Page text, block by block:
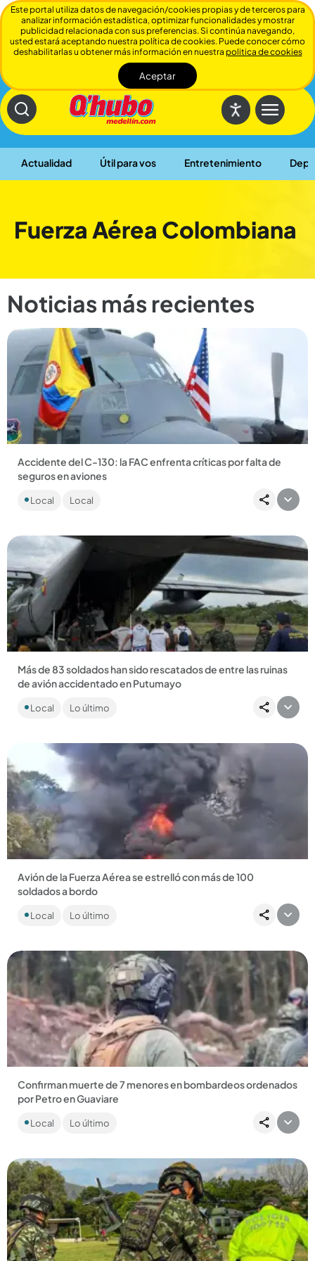
Actualidad Útil para vos Entretenimiento
Cerrar
Fuerza Aérea Colombiana
Noticias más recientes
Accidente del C-130: la FAC enfrenta críticas por falta de
seguros en aviones
destapa la falta de seguros en la FAC: solo el 33 % de sus
Local Local
Compartir Noticia
Más de 83 soldados han sido rescatados de entre las ruinas
de avión accidentado en Putumayo
El ministro de Defensa, Pedro Sánchez, confirmó que había
sido un accidente y que, por el momento, no había indicios
Local Lo último
Compartir Noticia
Avión de la Fuerza Aérea se estrelló con más de 100
soldados a bordo
La aeronave despegó de una base militar del Putumayo y se
accidentó pocos metros más adelante. Se desconoce
Local Lo último
Compartir Noticia
Confirman muerte de 7 menores en bombardeos ordenados
por Petro en Guaviare
Cuando era oposición Petro criticó un bombardeo en el que
murieron ocho adolescentes, pero hoy aseguró que tomó el
Local Lo último
Compartir Noticia
Este portal utiliza datos de navegación/cookies propias y de terceros para
analizar información estadística, optimizar funcionalidades y mostrar
publicidad relacionada con sus preferencias. Si continúa navegando,
usted estará aceptando nuestra política de cookies. Puede conocer cómo
deshabilitarlas u obtener más información en nuestra politica de cookies
Aceptar